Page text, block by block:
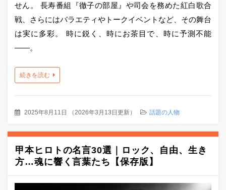
せん。 長寿番組『徹子の部屋』や司会を務めた紅白歌合
戦、さらにはバラエティやトークイベントなど、その舞台
は実に多彩。 時に鋭く、時にお茶目で、時に予測不能
——。
続きを読む
2025年8月11日 （2026年3月13日更新） 話題の人物
甲本ヒロトの名言30選｜ロック、自由、生き
方…魂に響く言葉たち【保存版】